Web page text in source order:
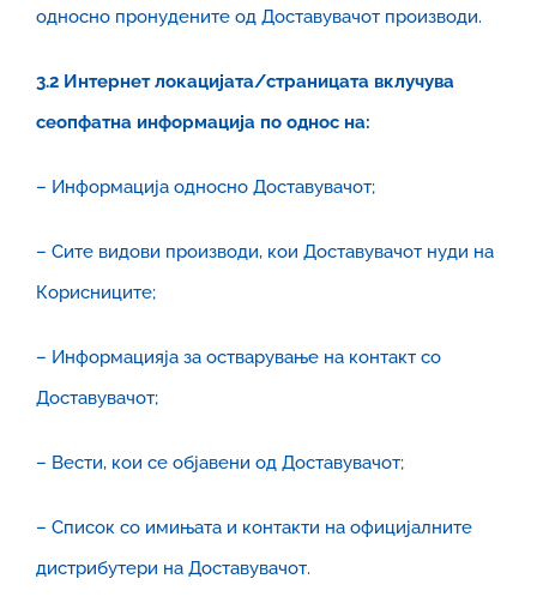
односно пронудените од Доставувачот производи.
3.2 Интернет локацијата/страницата вклучува
сеопфатна информација по однос на:
– Информација односно Доставувачот;
– Сите видови производи, кои Доставувачот нуди на
Корисниците;
– Информацияја за остварување на контакт со
Доставувачот;
– Вести, кои се објавени од Доставувачот;
– Список со имињата и контакти на официјалните
дистрибутери на Доставувачот.